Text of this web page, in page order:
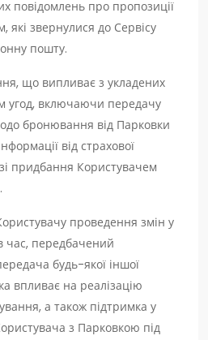
повідомлень про пропозиції
які звернулися до Сервісу
пошту.
що випливає з укладених
угод, включаючи передачу
бронювання від Парковки
від страхової
придбання Користувачем
проведення змін у
час, передбачений
будь-якої іншої
впливає на реалізацію
а також підтримка у
з Парковкою під